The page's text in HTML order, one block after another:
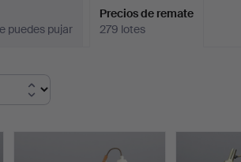
puedes pujar
Precios de remate
279 lotes